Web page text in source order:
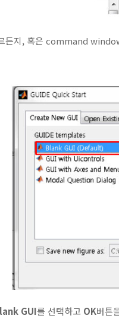
든지, 혹은 command
GUI를 선택하고 OK버튼